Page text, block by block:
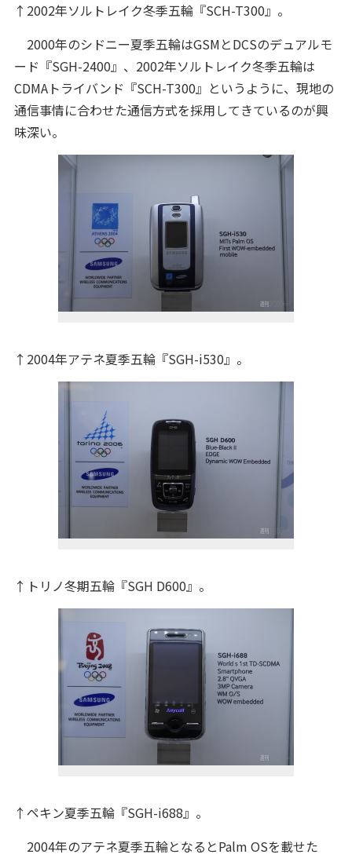
↑2002年ソルトレイク冬季五輪『SCH-T300』。
2000年のシドニー夏季五輪はGSMとDCSのデュアルモ
ード『SGH-2400』、2002年ソルトレイク冬季五輪は
CDMAトライバンド『SCH-T300』というように、現地の
通信事情に合わせた通信方式を採用してきているのが興
味深い。
↑2004年アテネ夏季五輪『SGH-i530』。
↑トリノ冬期五輪『SGH D600』。
↑ペキン夏季五輪『SGH-i688』。
2004年のアテネ夏季五輪となるとPalm OSを載せた